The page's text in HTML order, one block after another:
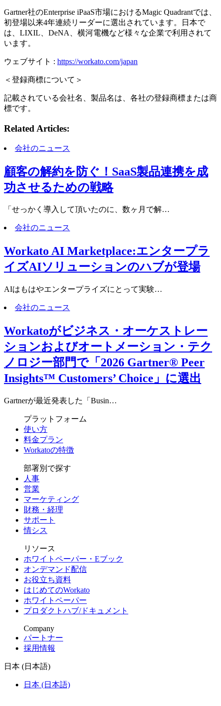
Gartner社のEnterprise iPaaS市場におけるMagic Quadrantでは、
初登場以来4年連続リーダーに選出されています。日本で
は、LIXIL、DeNA、横河電機など様々な企業で利用されて
います。
ウェブサイト : https://workato.com/japan
＜登録商標について＞
記載されている会社名、製品名は、各社の登録商標または商
標です。
Related Articles:
会社のニュース
顧客の解約を防ぐ！SaaS製品連携を成
功させるための戦略
「せっかく導入して頂いたのに、数ヶ月で解…
会社のニュース
Workato AI Marketplace:エンタープラ
イズAIソリューションのハブが登場
AIはもはやエンタープライズにとって実験…
会社のニュース
Workatoがビジネス・オーケストレー
ションおよびオートメーション・テク
ノロジー部門で「2026 Gartner® Peer
Insights™ Customers’ Choice」に選出
Gartnerが最近発表した「Busin…
プラットフォーム
使い方
料金プラン
Workatoの特徴
部署別で探す
人事
営業
マーケティング
財務・経理
サポート
情シス
リソース
ホワイトペーパー・Eブック
オンデマンド配信
お役立ち資料
はじめてのWorkato
ホワイトペーパー
プロダクトハブ/ドキュメント
Company
パートナー
採用情報
日本 (日本語)
日本 (日本語)